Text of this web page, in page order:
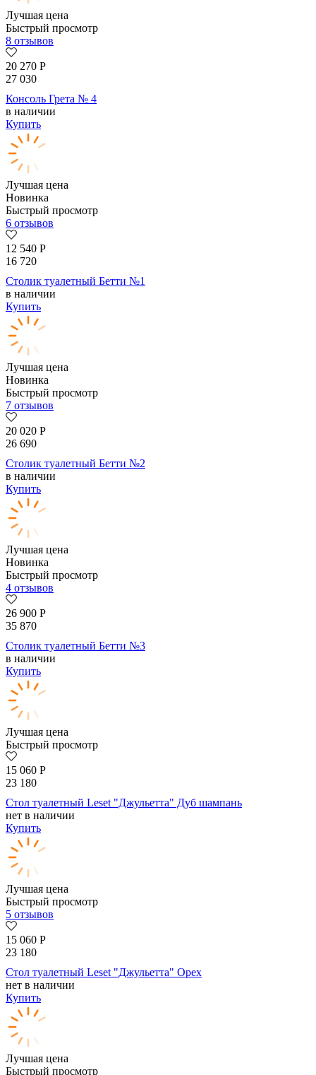
Лучшая цена
Быстрый просмотр
8 отзывов
20 270 Р
27 030
Консоль Грета № 4
в наличии
Купить
Лучшая цена
Новинка
Быстрый просмотр
6 отзывов
12 540 Р
16 720
Столик туалетный Бетти №1
в наличии
Купить
Лучшая цена
Новинка
Быстрый просмотр
7 отзывов
20 020 Р
26 690
Столик туалетный Бетти №2
в наличии
Купить
Лучшая цена
Новинка
Быстрый просмотр
4 отзывов
26 900 Р
35 870
Столик туалетный Бетти №3
в наличии
Купить
Лучшая цена
Быстрый просмотр
15 060 Р
23 180
Стол туалетный Leset "Джульетта" Дуб шампань
нет в наличии
Купить
Лучшая цена
Быстрый просмотр
5 отзывов
15 060 Р
23 180
Стол туалетный Leset "Джульетта" Орех
нет в наличии
Купить
Лучшая цена
Быстрый просмотр